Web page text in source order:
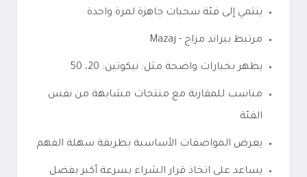
ينتمي إلى فئة سحبات جاهزة لمرة واحدة
مرتبط ببراند مزاج - Mazaj
يظهر بخيارات واضحة مثل: نيكوتين: 20، 50
مناسب للمقارنة مع منتجات مشابهة من نفس
الفئة
يعرض المواصفات الأساسية بطريقة سهلة الفهم
يساعد على اتخاذ قرار الشراء بسرعة أكبر بفضل